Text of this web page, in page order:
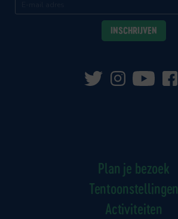
Plan je bezoek
Tentoonstellingen
Activiteiten